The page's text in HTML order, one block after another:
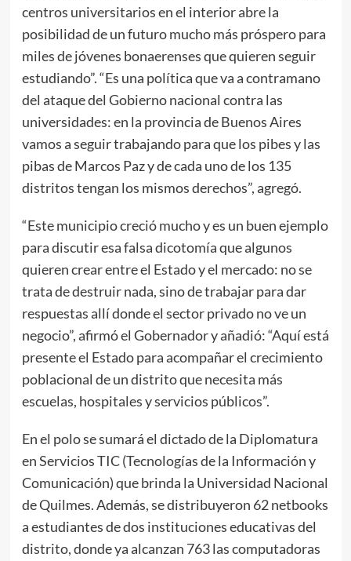
centros universitarios en el interior abre la
posibilidad de un futuro mucho más próspero para
miles de jóvenes bonaerenses que quieren seguir
estudiando”. “Es una política que va a contramano
del ataque del Gobierno nacional contra las
universidades: en la provincia de Buenos Aires
vamos a seguir trabajando para que los pibes y las
pibas de Marcos Paz y de cada uno de los 135
distritos tengan los mismos derechos”, agregó.
“Este municipio creció mucho y es un buen ejemplo
para discutir esa falsa dicotomía que algunos
quieren crear entre el Estado y el mercado: no se
trata de destruir nada, sino de trabajar para dar
respuestas allí donde el sector privado no ve un
negocio”, afirmó el Gobernador y añadió: “Aquí está
presente el Estado para acompañar el crecimiento
poblacional de un distrito que necesita más
escuelas, hospitales y servicios públicos”.
En el polo se sumará el dictado de la Diplomatura
en Servicios TIC (Tecnologías de la Información y
Comunicación) que brinda la Universidad Nacional
de Quilmes. Además, se distribuyeron 62 netbooks
a estudiantes de dos instituciones educativas del
distrito, donde ya alcanzan 763 las computadoras